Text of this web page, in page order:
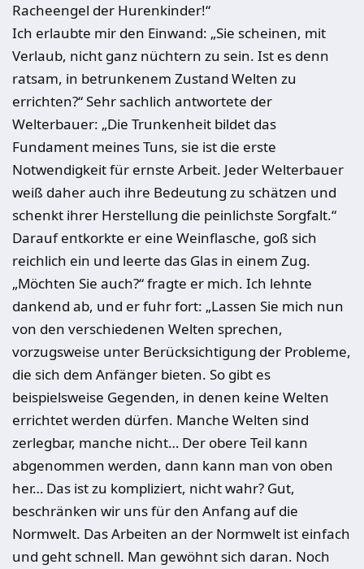
Racheengel der Hurenkinder!“
Ich erlaubte mir den Einwand: „Sie scheinen, mit
Verlaub, nicht ganz nüchtern zu sein. Ist es denn
ratsam, in betrunkenem Zustand Welten zu
errichten?“ Sehr sachlich antwortete der
Welterbauer: „Die Trunkenheit bildet das
Fundament meines Tuns, sie ist die erste
Notwendigkeit für ernste Arbeit. Jeder Welterbauer
weiß daher auch ihre Bedeutung zu schätzen und
schenkt ihrer Herstellung die peinlichste Sorgfalt.“
Darauf entkorkte er eine Weinflasche, goß sich
reichlich ein und leerte das Glas in einem Zug.
„Möchten Sie auch?“ fragte er mich. Ich lehnte
dankend ab, und er fuhr fort: „Lassen Sie mich nun
von den verschiedenen Welten sprechen,
vorzugsweise unter Berücksichtigung der Probleme,
die sich dem Anfänger bieten. So gibt es
beispielsweise Gegenden, in denen keine Welten
errichtet werden dürfen. Manche Welten sind
zerlegbar, manche nicht… Der obere Teil kann
abgenommen werden, dann kann man von oben
her… Das ist zu kompliziert, nicht wahr? Gut,
beschränken wir uns für den Anfang auf die
Normwelt. Das Arbeiten an der Normwelt ist einfach
und geht schnell. Man gewöhnt sich daran. Noch